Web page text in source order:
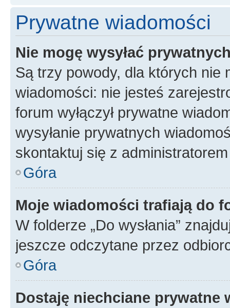
Prywatne wiadomości
Nie mogę wysyłać
Są trzy powody, dla których nie
wiadomości: nie jesteś
forum wyłączył prywatne
wysyłanie prywatnych
skontaktuj się z
Góra
Moje wiadomości trafiają do
W folderze „Do wysłania”
jeszcze odczytane przez
Góra
Dostaję niechciane prywatne